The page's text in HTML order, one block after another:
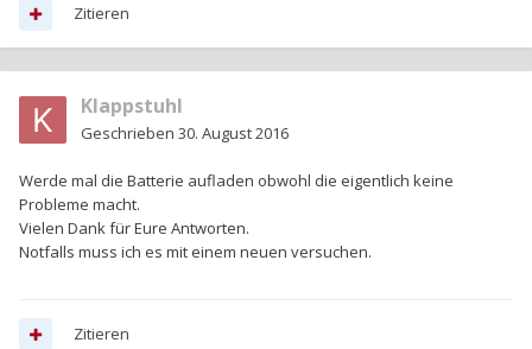
Zitieren
Klappstuhl
Geschrieben 30. August 2016
Werde mal die Batterie aufladen obwohl die eigentlich keine
Probleme macht.
Vielen Dank für Eure Antworten.
Notfalls muss ich es mit einem neuen versuchen.
Zitieren